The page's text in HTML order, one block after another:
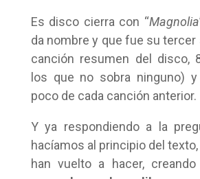
Es disco cierra con “Magnolia
da nombre y que fue su tercer
canción resumen del disco,
los que no sobra ninguno)
poco de cada canción anterior.
Y ya respondiendo a la
hacíamos al principio del
han vuelto a hacer, creando